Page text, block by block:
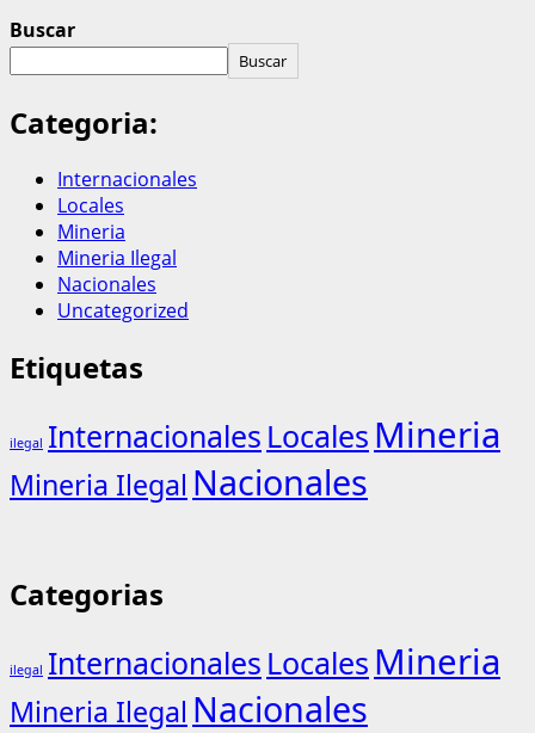
Buscar
Buscar
Categoria:
Internacionales
Locales
Mineria
Mineria Ilegal
Nacionales
Uncategorized
Etiquetas
ilegal Internacionales Locales Mineria
Mineria Ilegal Nacionales
Categorias
ilegal Internacionales Locales Mineria
Mineria Ilegal Nacionales